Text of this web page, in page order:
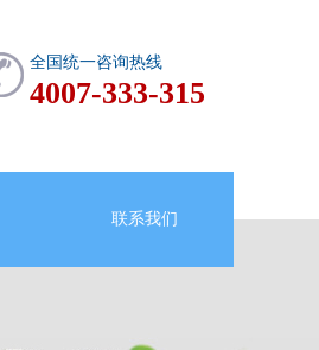
全国统一咨询热线
4007-333-315
联系我们